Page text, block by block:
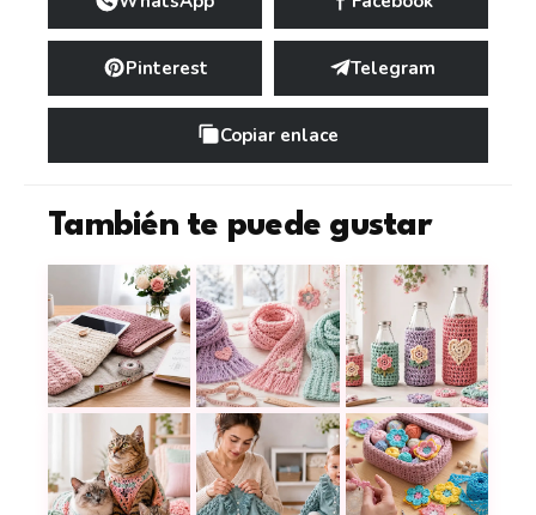
Pinterest Telegram
Copiar enlace
También te puede gustar
Tabla de medidas de alto y ancho para fundas
Tabla de medidas para tejer
Tabla de medidas